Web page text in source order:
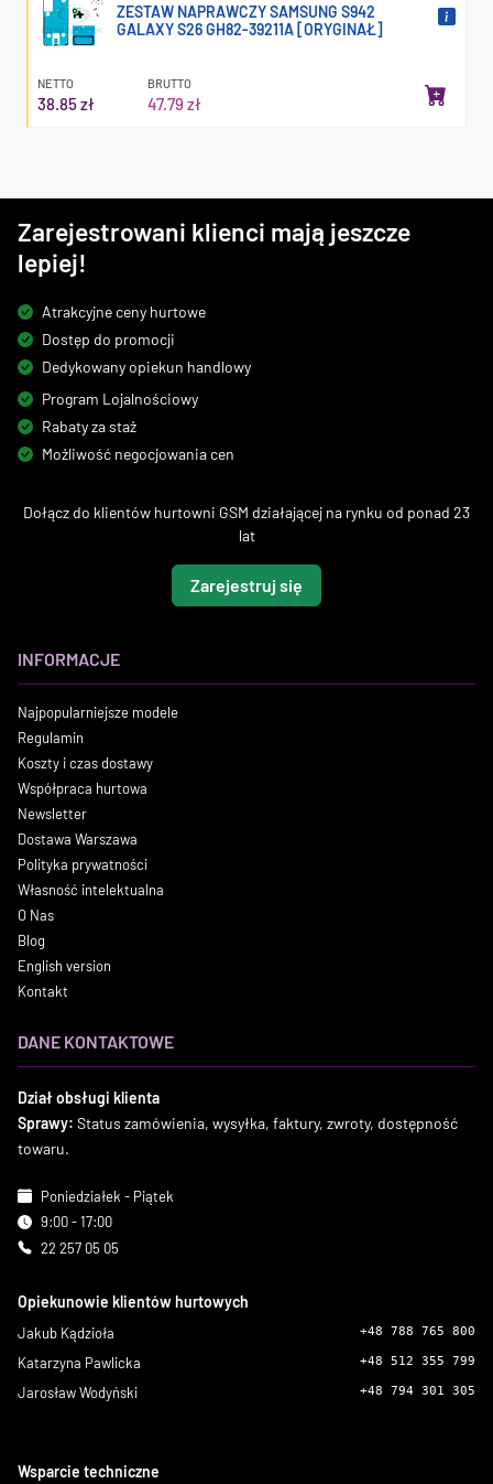
ZESTAW NAPRAWCZY SAMSUNG S942
GALAXY S26 GH82-39211A [ORYGINAŁ]
NETTO
38.85 zł
BRUTTO
47.79 zł
Zarejestrowani klienci mają jeszcze
lepiej!
Atrakcyjne ceny hurtowe
Dostęp do promocji
Dedykowany opiekun handlowy
Program Lojalnościowy
Rabaty za staż
Możliwość negocjowania cen
Dołącz do klientów hurtowni GSM działającej na rynku od ponad 23
lat
Zarejestruj się
INFORMACJE
Najpopularniejsze modele
Regulamin
Koszty i czas dostawy
Współpraca hurtowa
Newsletter
Dostawa Warszawa
Polityka prywatności
Własność intelektualna
O Nas
Blog
English version
Kontakt
DANE KONTAKTOWE
Dział obsługi klienta
Sprawy: Status zamówienia, wysyłka, faktury, zwroty, dostępność
towaru.
Poniedziałek - Piątek
9:00 - 17:00
22 257 05 05
Opiekunowie klientów hurtowych
Jakub Kądzioła +48 788 765 800
Katarzyna Pawlicka +48 512 355 799
Jarosław Wodyński +48 794 301 305
Wsparcie techniczne